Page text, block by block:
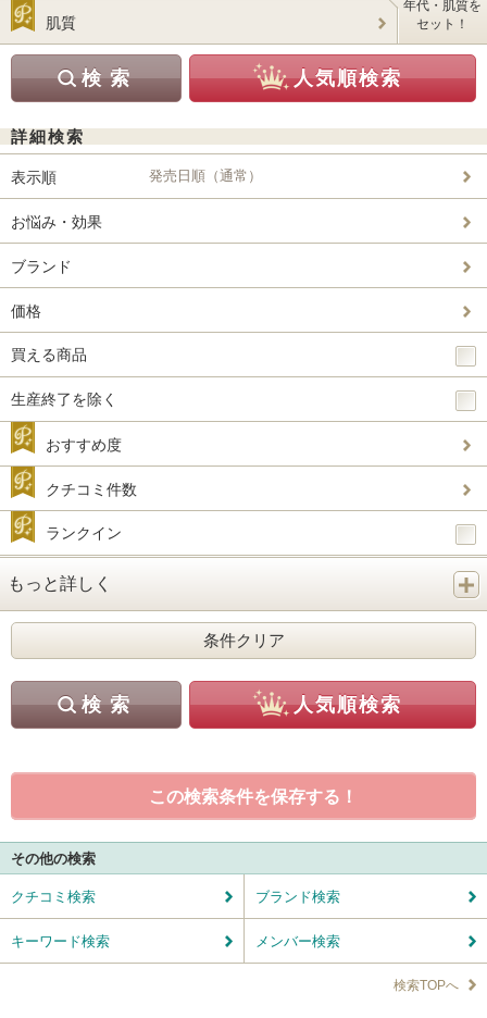
肌質
年代・肌質を
セット！
詳細検索
表示順 発売日順（通常）
お悩み・効果
ブランド
価格
買える商品
生産終了を除く
おすすめ度
クチコミ件数
ランクイン
もっと詳しく
この検索条件を保存する！
その他の検索
クチコミ検索 ブランド検索
キーワード検索 メンバー検索
検索TOPへ